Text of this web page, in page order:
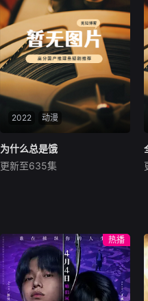
2022 动漫
为什么总是饿
未知
为什么总是饿
更新至635集
热播